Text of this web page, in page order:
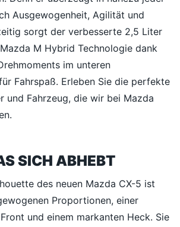
Ausgewogenheit, Agilität und
sorgt der verbesserte 2,5 Liter
M Hybrid Technologie dank
im unteren
Fahrspaß. Erleben Sie die perfekte
und Fahrzeug, die wir bei Mazda
SICH ABHEBT
des neuen Mazda CX-5 ist
Proportionen, einer
und einem markanten Heck. Sie